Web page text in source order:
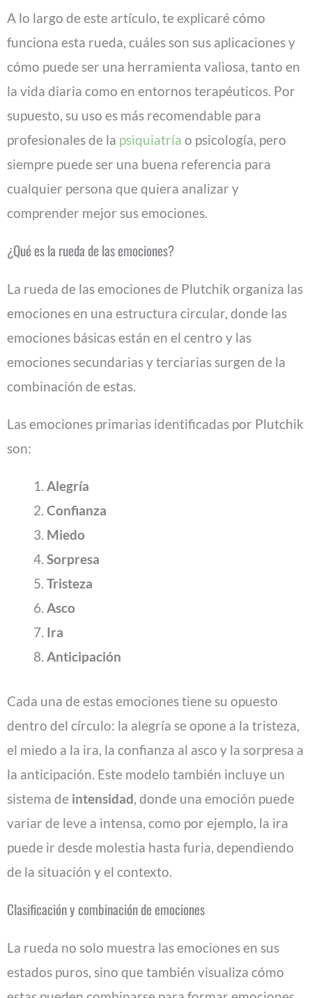
A lo largo de este artículo, te explicaré cómo
funciona esta rueda, cuáles son sus aplicaciones y
cómo puede ser una herramienta valiosa, tanto en
la vida diaria como en entornos terapéuticos. Por
supuesto, su uso es más recomendable para
profesionales de la psiquiatría o psicología, pero
siempre puede ser una buena referencia para
cualquier persona que quiera analizar y
comprender mejor sus emociones.
¿Qué es la rueda de las emociones?
La rueda de las emociones de Plutchik organiza las
emociones en una estructura circular, donde las
emociones básicas están en el centro y las
emociones secundarias y terciarias surgen de la
combinación de estas.
Las emociones primarias identificadas por Plutchik
son:
Alegría
Confianza
Miedo
Sorpresa
Tristeza
Asco
Ira
Anticipación
Cada una de estas emociones tiene su opuesto
dentro del círculo: la alegría se opone a la tristeza,
el miedo a la ira, la confianza al asco y la sorpresa a
la anticipación. Este modelo también incluye un
sistema de intensidad, donde una emoción puede
variar de leve a intensa, como por ejemplo, la ira
puede ir desde molestia hasta furia, dependiendo
de la situación y el contexto.
Clasificación y combinación de emociones
La rueda no solo muestra las emociones en sus
estados puros, sino que también visualiza cómo